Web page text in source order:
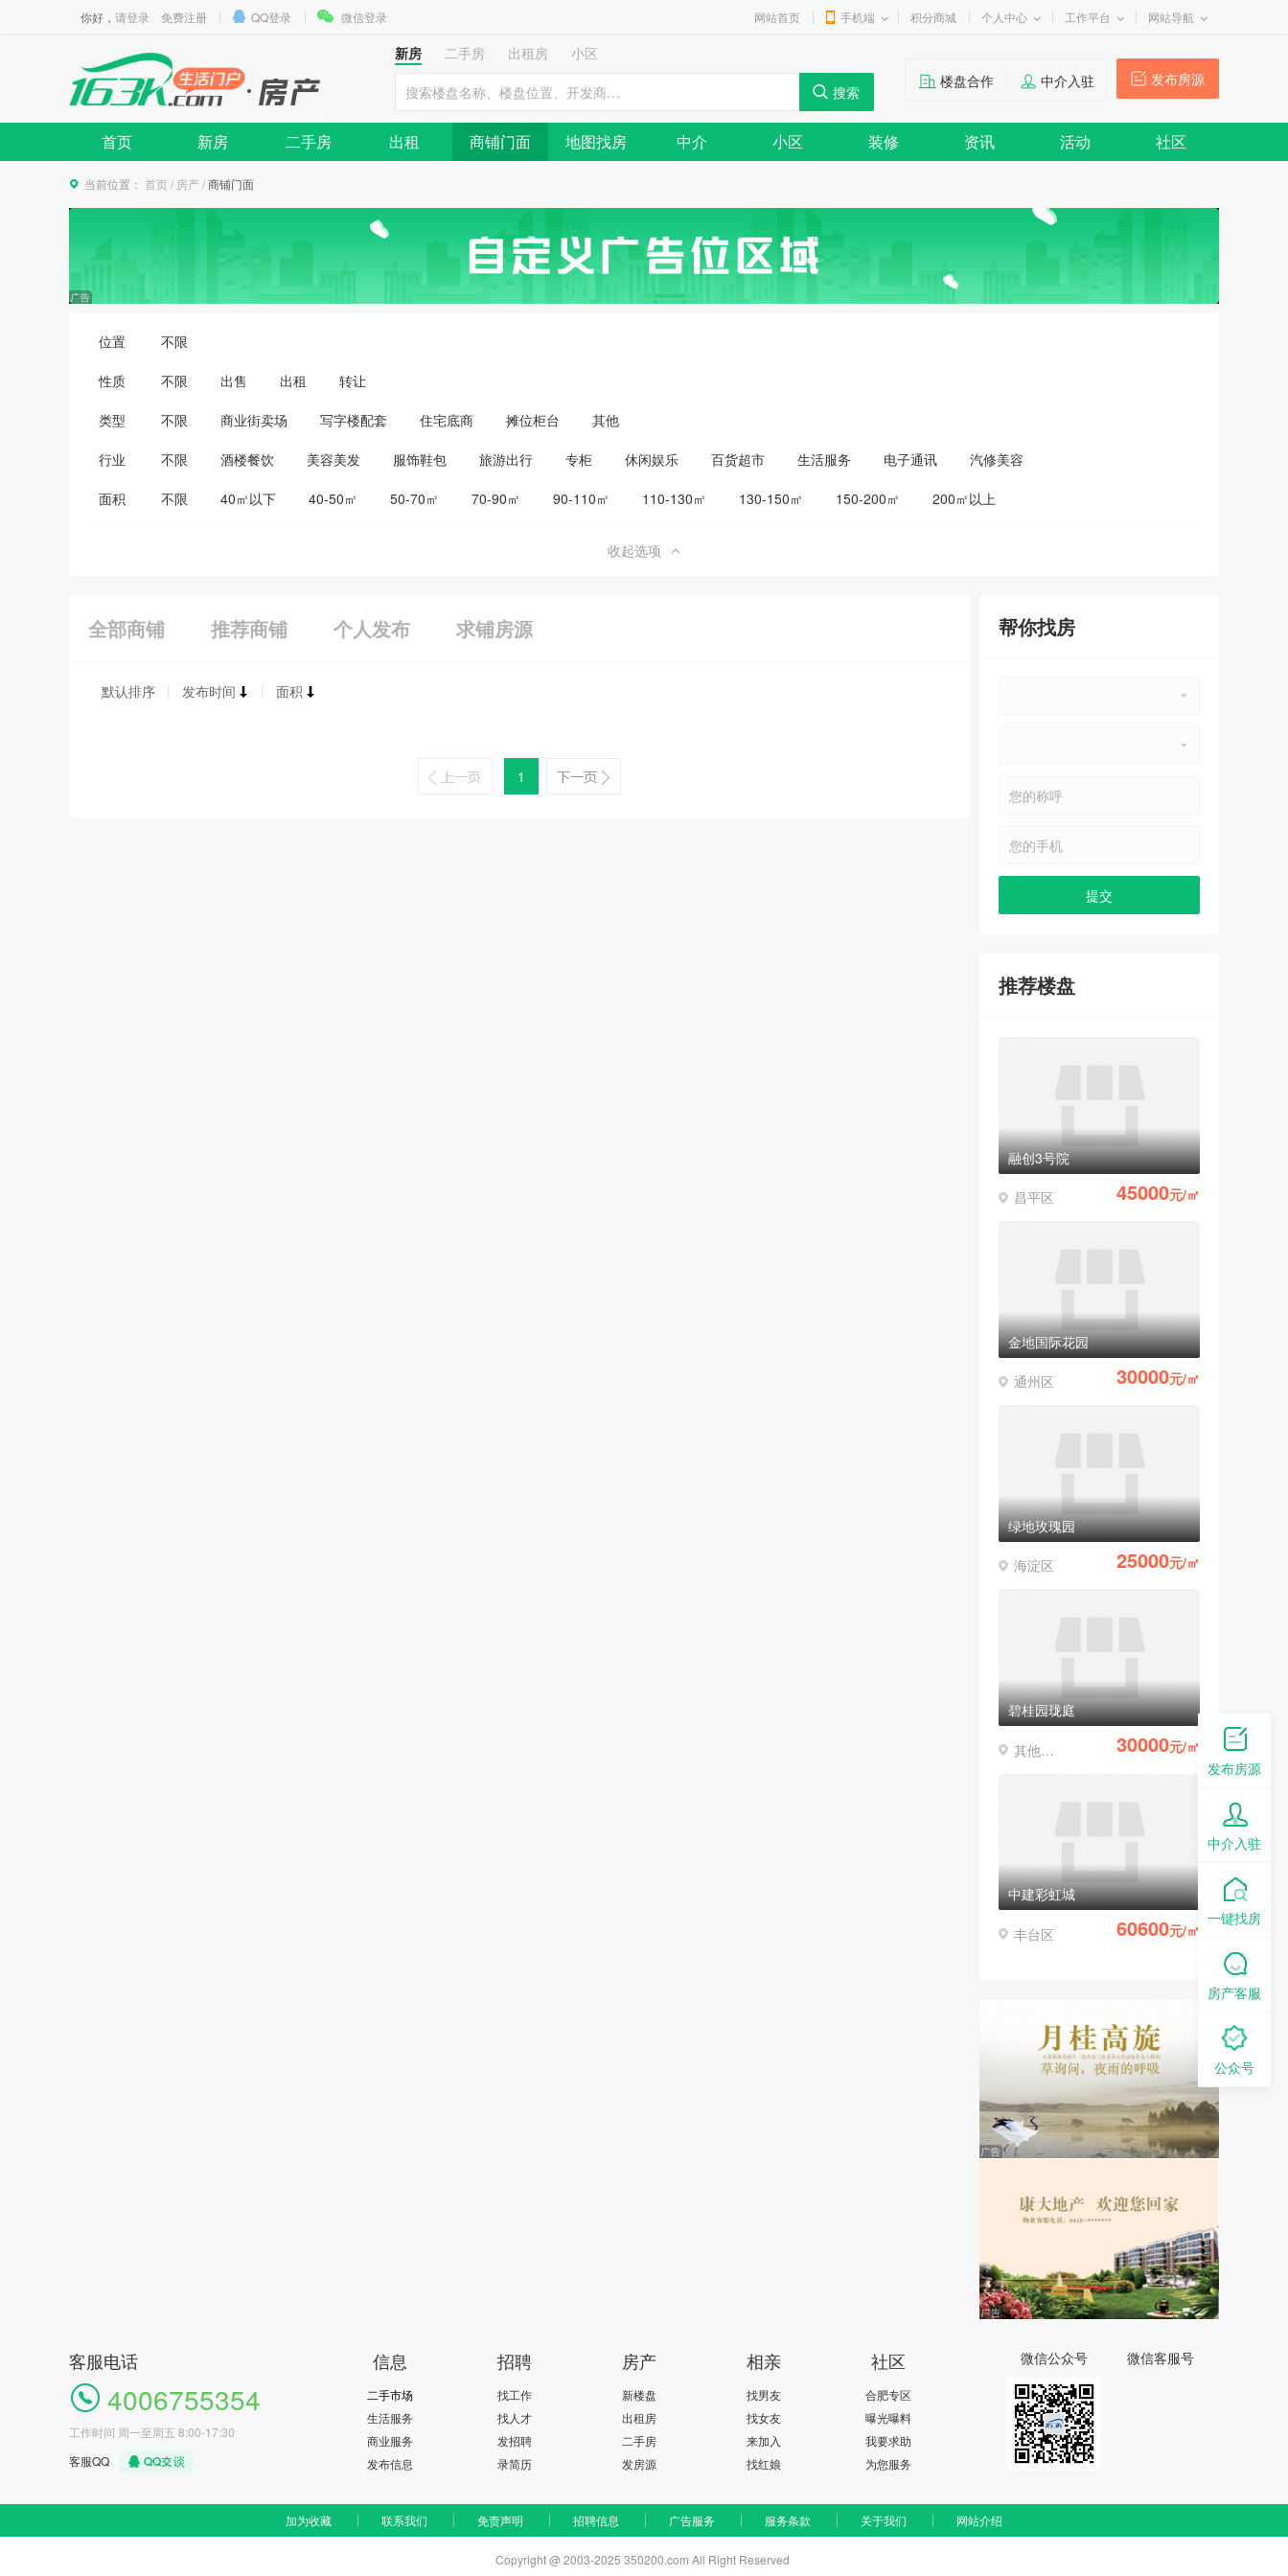
你好， 请登录 免费注册 QQ登录 微信登录 网站首页 手机端 积分商城 个人中心 工作平台 网站导航
新房 二手房 出租房
小区
发布房源
楼盘合作 中介入驻
首页 新房 二手房 出租 商铺门面 地图找房 中介 小区 装修 资讯 活动 社区
当前位置： 首页 / 房产/商铺门面
位置 不限
性质 不限 出售 出租 转让
类型 不限 商业街卖场 写字楼配套 住宅底商 摊位柜台 其他
行业 不限 酒楼餐饮 美容美发 服饰鞋包 旅游出行 专柜 休闲娱乐 百货超市 生活服务 电子通讯
汽修美容
医药保健
家居建材
面积 不限 40㎡以下 40-50㎡ 50-70㎡ 70-90㎡ 90-110㎡ 110-130㎡ 130-150㎡ 150-200㎡ 200㎡以上
收起选项
全部商铺 推荐商铺 个人发布 求铺房源
默认排序 发布时间 面积
1
帮你找房
推荐楼盘
融创3号院
昌平区 45000元/㎡
金地国际花园
通州区 30000元/㎡
绿地玫瑰园
海淀区 25000元/㎡
碧桂园珑庭
其他区县 30000元/㎡
中建彩虹城
丰台区 60600元/㎡
客服电话
4006755354
工作时间 周一至周五 8:00-17:30
客服QQ
信息
二手市场
生活服务
商业服务
发布信息
招聘
找工作
找人才
发招聘
录简历
房产
新楼盘
出租房
二手房
发房源
相亲
找男友
找女友
来加入
找红娘
社区
合肥专区
曝光曝料
我要求助
为您服务
微信公众号 微信客服号
加为收藏 联系我们 免责声明 招聘信息 广告服务 服务条款 关于我们 网站介绍
Copyright @ 2003-2025 350200.com All Right Reserved
发布房源
中介入驻
一键找房
房产客服
公众号